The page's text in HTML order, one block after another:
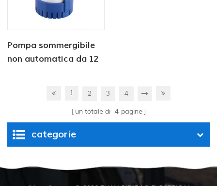
Pompa sommergibile
non automatica da 12
1 2 3 4
un totale di 4 pagine
categorie